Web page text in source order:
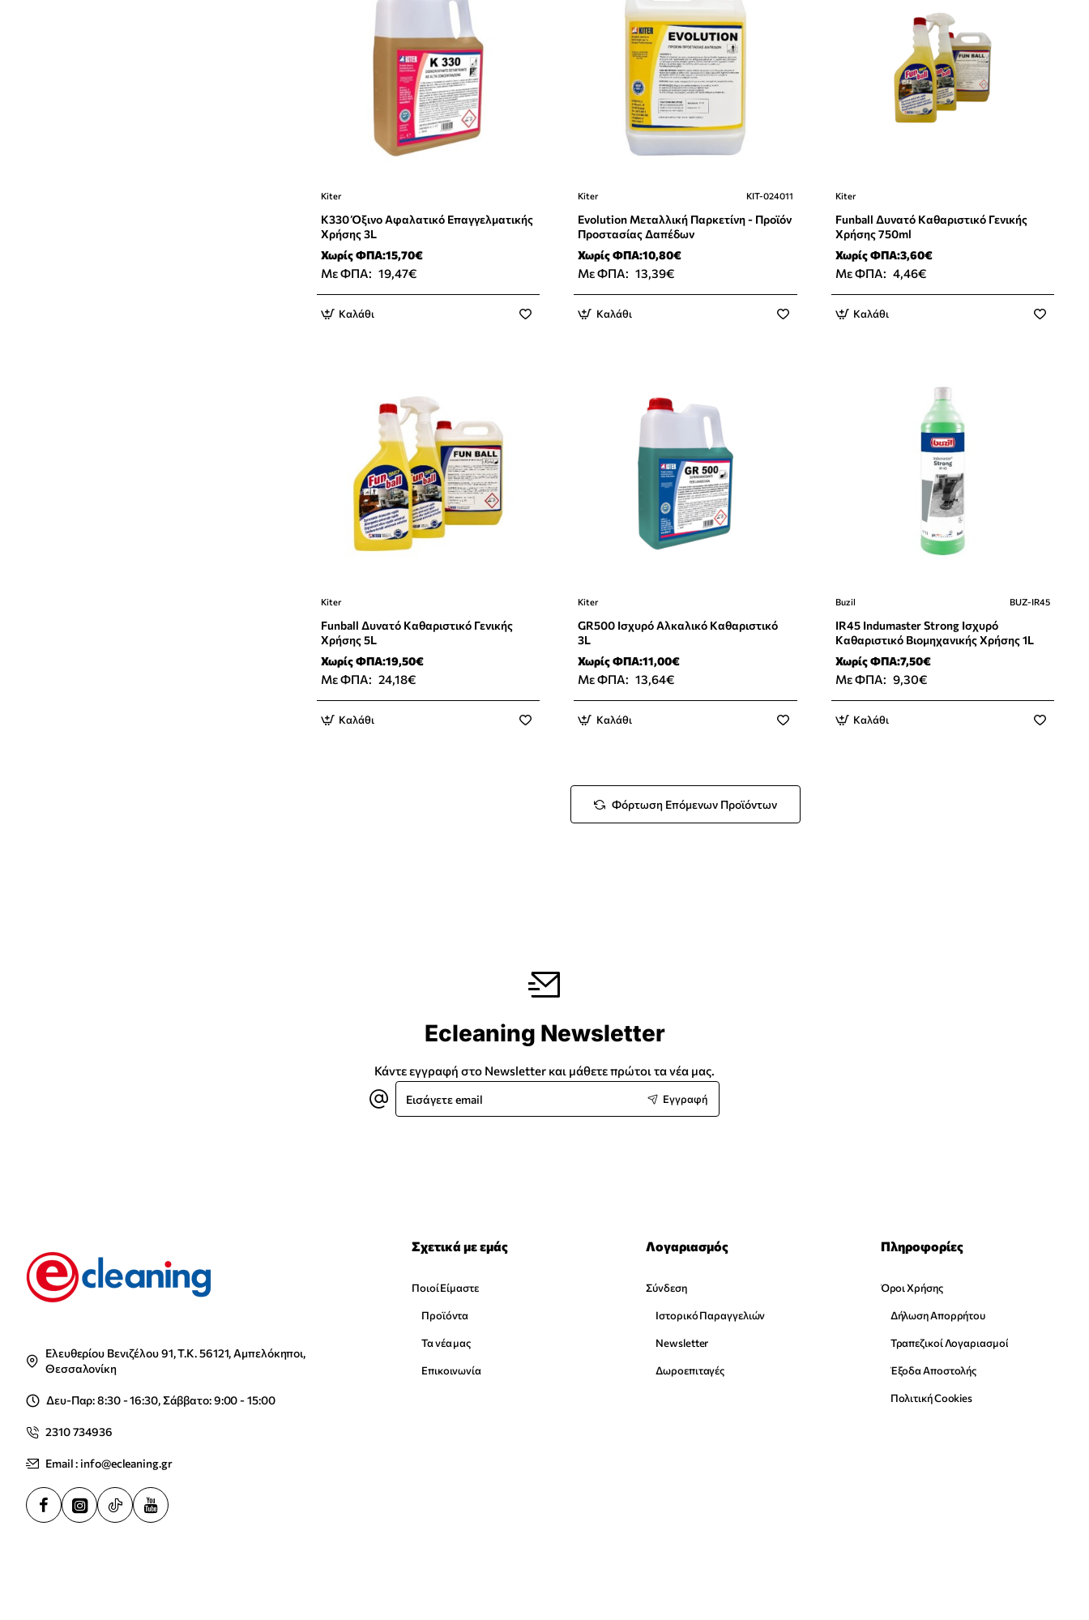
Kiter
K330 Όξινο Αφαλατικό Επαγγελματικής
Χρήσης 3L
Χωρίς ΦΠΑ:15,70€
Με ΦΠΑ: 19,47€
Καλάθι
Νέο Προϊόν
Kiter KIT-024011
Evolution Μεταλλική Παρκετίνη - Προϊόν
Προστασίας Δαπέδων
Χωρίς ΦΠΑ:10,80€
Με ΦΠΑ: 13,39€
Καλάθι
Kiter
Funball Δυνατό Καθαριστικό Γενικής
Χρήσης 750ml
Χωρίς ΦΠΑ:3,60€
Με ΦΠΑ: 4,46€
Καλάθι
Kiter
Funball Δυνατό Καθαριστικό Γενικής
Χρήσης 5L
Χωρίς ΦΠΑ:19,50€
Με ΦΠΑ: 24,18€
Καλάθι
Kiter
GR500 Ισχυρό Αλκαλικό Καθαριστικό
3L
Χωρίς ΦΠΑ:11,00€
Με ΦΠΑ: 13,64€
Καλάθι
Buzil BUZ-IR45
IR45 Indumaster Strong Ισχυρό
Καθαριστικό Βιομηχανικής Χρήσης 1L
Χωρίς ΦΠΑ:7,50€
Με ΦΠΑ: 9,30€
Καλάθι
Φόρτωση Επόμενων Προϊόντων
Ecleaning Newsletter
Κάντε εγγραφή στο Newsletter και μάθετε πρώτοι τα νέα μας.
Εισάγετε
email
Εγγραφή
Ελευθερίου Βενιζέλου 91, Τ.Κ. 56121, Αμπελόκηποι,
Θεσσαλονίκη
Δευ-Παρ: 8:30 - 16:30, Σάββατο: 9:00 - 15:00
2310 734936
Email : info@ecleaning.gr
Σχετικά με εμάς
Ποιοί Είμαστε
Προϊόντα
Τα νέα μας
Επικοινωνία
Λογαριασμός
Σύνδεση
Ιστορικό Παραγγελιών
Newsletter
Δωροεπιταγές
Πληροφορίες
Όροι Χρήσης
Δήλωση Απορρήτου
Τραπεζικοί Λογαριασμοί
Έξοδα Αποστολής
Πολιτική Cookies